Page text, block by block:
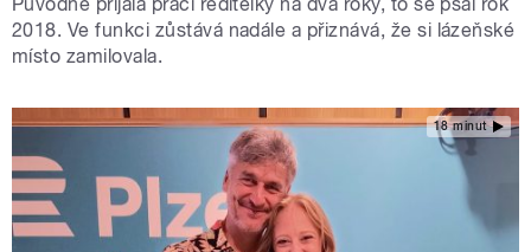
2018. Ve funkci zůstává nadále a přiznává, že si lázeňské
místo zamilovala.
18 minut